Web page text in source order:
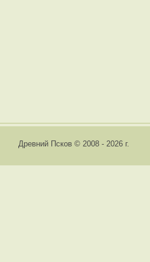
Древний Псков © 2008 - 2026 г.